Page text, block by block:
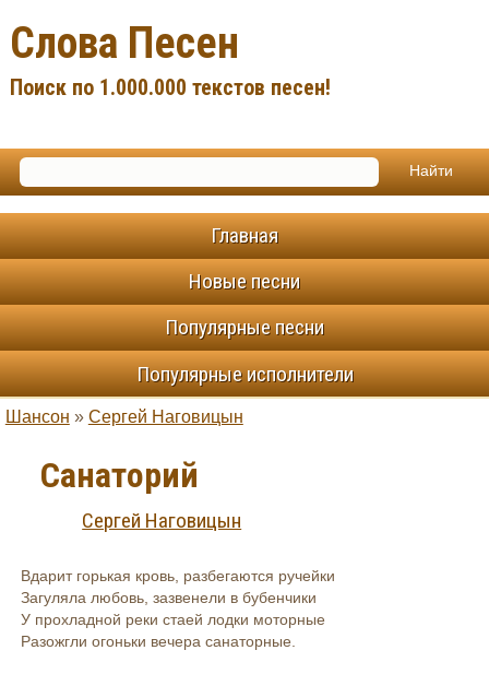
Слова Песен
Поиск по 1.000.000 текстов песен!
Главная
Новые песни
Популярные песни
Популярные исполнители
Шансон » Сергей Наговицын
Санаторий
Сергей Наговицын
Вдарит горькая кровь, разбегаются ручейки
Загуляла любовь, зазвенели в бубенчики
У прохладной реки стаей лодки моторные
Разожгли огоньки вечера санаторные.